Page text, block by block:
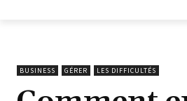
BUSINESS GÉRER LES DIFFICULTÉS